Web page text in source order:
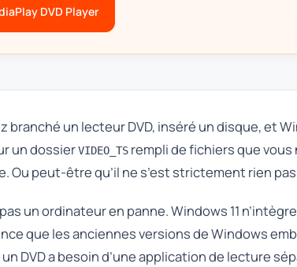
DVD Player
branché un lecteur DVD, inséré un disque, et
un dossierVIDEO_TSrempli de fichiers que vous
Ou peut-être qu’il ne s’est strictement rien
un ordinateur en panne. Windows 11
que les anciennes versions de Windows
DVD a besoin d’une application de lecture